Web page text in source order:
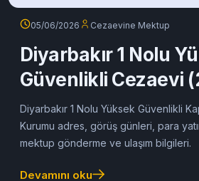
05/06/2026 Cezaevine Mektup
Diyarbakır 1 Nolu
Güvenlikli Cezaevi
Rehberi)
Diyarbakır 1 Nolu Yüksek Güvenlikli
Kurumu adres, görüş günleri, para
mektup gönderme ve ulaşım bilgileri.
Devamını oku